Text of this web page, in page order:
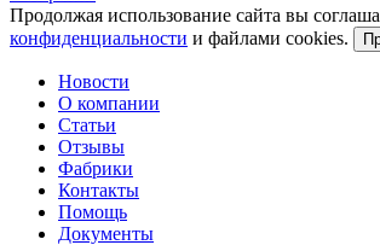
Продолжая использование сайта вы
конфиденциальности и файлами cookies.
Новости
О компании
Статьи
Отзывы
Фабрики
Контакты
Помощь
Документы